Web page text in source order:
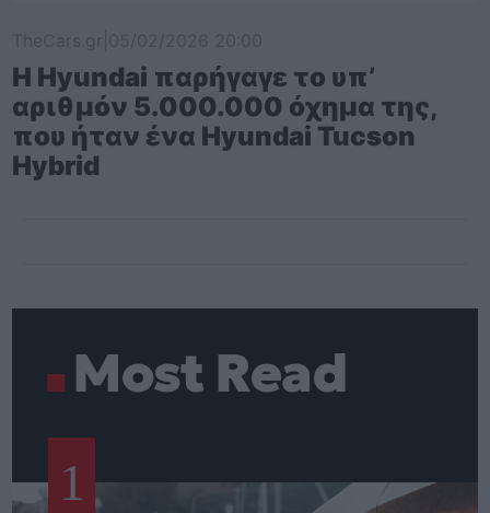
Η Hyundai παρήγαγε το υπ’
αριθμόν 5.000.000 όχημα της,
που ήταν ένα Hyundai Tucson
Hybrid
Most Read
1